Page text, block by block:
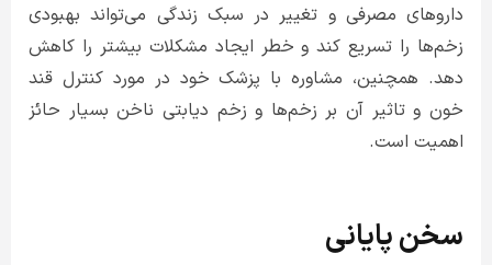
داروهای مصرفی و تغییر در سبک زندگی می‌تواند بهبودی
زخم‌ها را تسریع کند و خطر ایجاد مشکلات بیشتر را کاهش
دهد. همچنین، مشاوره با پزشک خود در مورد کنترل قند
خون و تاثیر آن بر زخم‌ها و زخم دیابتی ناخن بسیار حائز
اهمیت است.
سخن پایانی